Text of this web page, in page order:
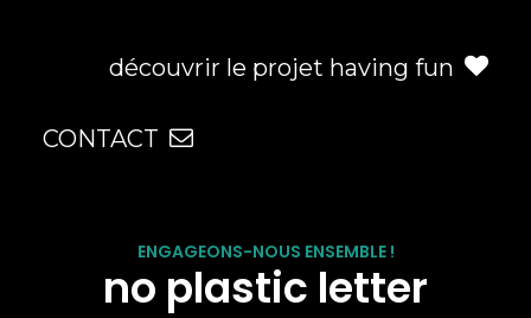
découvrir le projet having fun
CONTACT
ENGAGEONS-NOUS ENSEMBLE !
no plastic letter